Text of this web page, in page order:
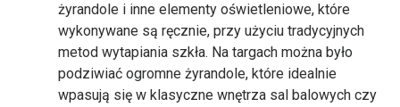
żyrandole i inne elementy oświetleniowe, które
wykonywane są ręcznie, przy użyciu tradycyjnych
metod wytapiania szkła. Na targach można było
podziwiać ogromne żyrandole, które idealnie
wpasują się w klasyczne wnętrza sal balowych czy